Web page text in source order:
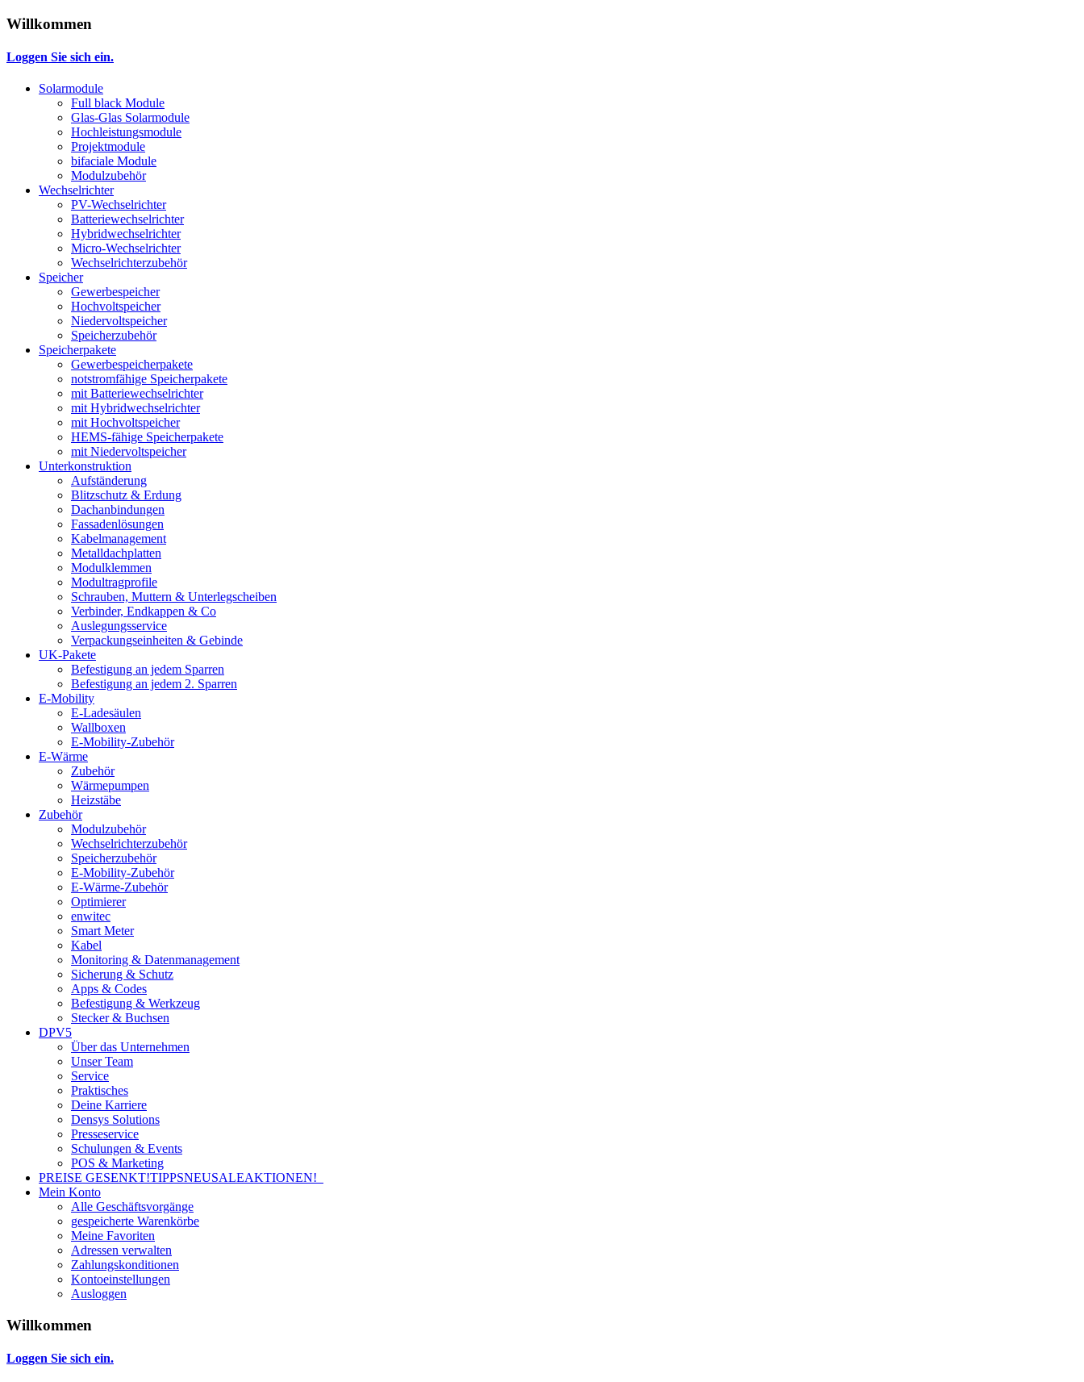
Willkommen
Loggen Sie sich ein.
Solarmodule
Full black Module
Glas-Glas Solarmodule
Hochleistungsmodule
Projektmodule
bifaciale Module
Modulzubehör
Wechselrichter
PV-Wechselrichter
Batteriewechselrichter
Hybridwechselrichter
Micro-Wechselrichter
Wechselrichterzubehör
Speicher
Gewerbespeicher
Hochvoltspeicher
Niedervoltspeicher
Speicherzubehör
Speicherpakete
Gewerbespeicherpakete
notstromfähige Speicherpakete
mit Batteriewechselrichter
mit Hybridwechselrichter
mit Hochvoltspeicher
HEMS-fähige Speicherpakete
mit Niedervoltspeicher
Unterkonstruktion
Aufständerung
Blitzschutz & Erdung
Dachanbindungen
Fassadenlösungen
Kabelmanagement
Metalldachplatten
Modulklemmen
Modultragprofile
Schrauben, Muttern & Unterlegscheiben
Verbinder, Endkappen & Co
Auslegungsservice
Verpackungseinheiten & Gebinde
UK-Pakete
Befestigung an jedem Sparren
Befestigung an jedem 2. Sparren
E-Mobility
E-Ladesäulen
Wallboxen
E-Mobility-Zubehör
E-Wärme
Zubehör
Wärmepumpen
Heizstäbe
Zubehör
Modulzubehör
Wechselrichterzubehör
Speicherzubehör
E-Mobility-Zubehör
E-Wärme-Zubehör
Optimierer
enwitec
Smart Meter
Kabel
Monitoring & Datenmanagement
Sicherung & Schutz
Apps & Codes
Befestigung & Werkzeug
Stecker & Buchsen
DPV5
Über das Unternehmen
Unser Team
Service
Praktisches
Deine Karriere
Densys Solutions
Presseservice
Schulungen & Events
POS & Marketing
PREISE GESENKT!TIPPSNEUSALEAKTIONEN!
Mein Konto
Alle Geschäftsvorgänge
gespeicherte Warenkörbe
Meine Favoriten
Adressen verwalten
Zahlungskonditionen
Kontoeinstellungen
Ausloggen
Willkommen
Loggen Sie sich ein.